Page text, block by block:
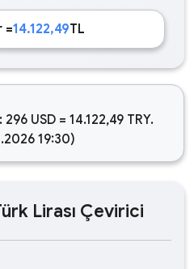
=14.122,49TL
USD = 14.122,49 TRY.
19:30)
Lirası Çevirici